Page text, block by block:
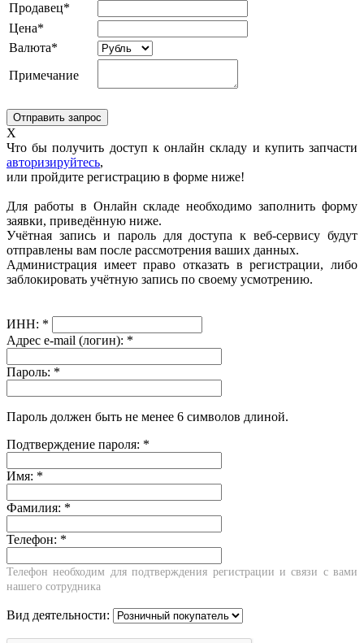
Продавец*
Цена*
Валюта*
Примечание
X
Что бы получить доступ к онлайн складу и купить запчасти
авторизируйтесь,
или пройдите регистрацию в форме ниже!
Для работы в Онлайн складе необходимо заполнить форму
заявки, приведённую ниже.
Учётная запись и пароль для доступа к веб-сервису будут
отправлены вам после рассмотрения ваших данных.
Администрация имеет право отказать в регистрации, либо
заблокировать учётную запись по своему усмотрению.
ИНН: *
Адрес e-mail (логин): *
Пароль: *
Пароль должен быть не менее 6 символов длиной.
Подтверждение пароля: *
Имя: *
Фамилия: *
Телефон: *
Телефон необходим для подтверждения регистрации и связи с вами
нашего сотрудника
Вид деятельности: